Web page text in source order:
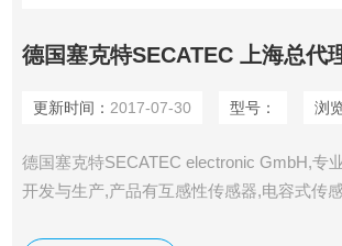
德国塞克特SECATEC 上海总代
更新时间： 2017-07-30 型号： 浏
德国塞克特SECATEC electronic GmbH,专
开发与生产,产品有互感性传感器,电容式传